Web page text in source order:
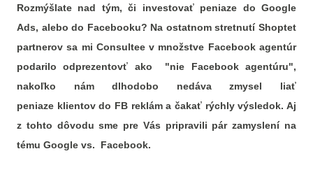
Rozmýšlate nad tým, či investovať peniaze do Google
Ads, alebo do Facebooku? Na ostatnom stretnutí Shoptet
partnerov sa mi Consultee v množstve Facebook agentúr
podarilo odprezentovť ako "nie Facebook agentúru",
nakoľko nám dlhodobo nedáva zmysel liať
peniaze klientovdo FB reklám a čakať rýchly výsledok. Aj
z tohto dôvodu sme pre Vás pripravili pár zamyslení na
tému Google vs. Facebook.